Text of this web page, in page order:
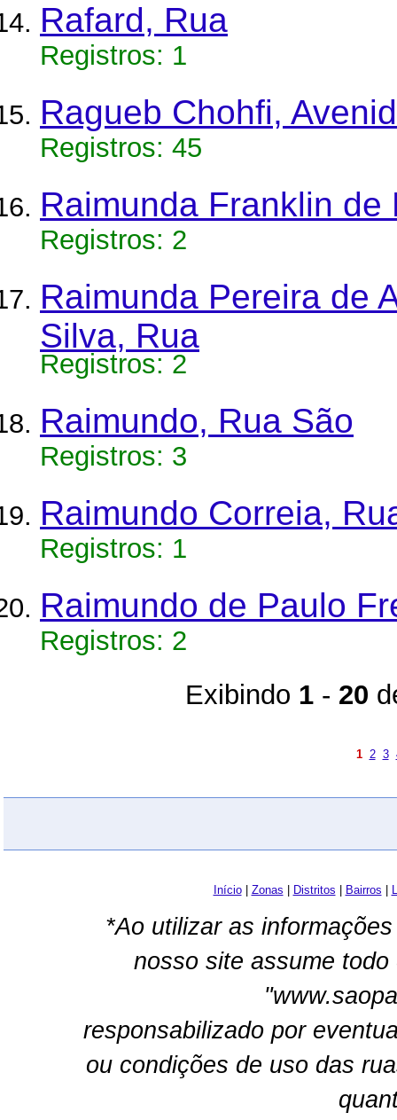
Rafard, Rua
Registros: 1
Ragueb Chohfi,
Registros: 45
Raimunda Franklin de
Registros: 2
Raimunda Pereira de
Silva, Rua
Registros: 2
Raimundo, Rua São
Registros: 3
Raimundo Correia,
Registros: 1
Raimundo de Paulo
Registros: 2
Exibindo 1- 20
1 2 3
Início| Zonas Distritos Bairros
*Ao utilizar as
nosso site assume
responsabilizado por
ou condições de uso das